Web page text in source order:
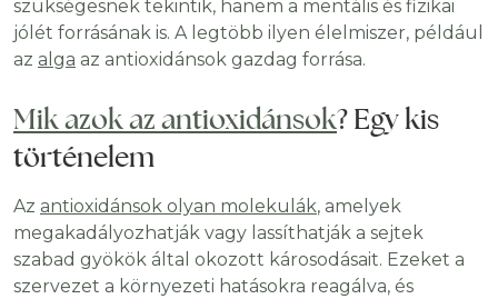
szükségesnek tekintik, hanem a mentális és fizikai
jólét forrásának is. A legtöbb ilyen élelmiszer, például
az alga az antioxidánsok gazdag forrása.
Mik azok az antioxidánsok? Egy kis
történelem
Az antioxidánsok olyan molekulák, amelyek
megakadályozhatják vagy lassíthatják a sejtek
szabad gyökök által okozott károsodásait. Ezeket a
szervezet a környezeti hatásokra reagálva, és